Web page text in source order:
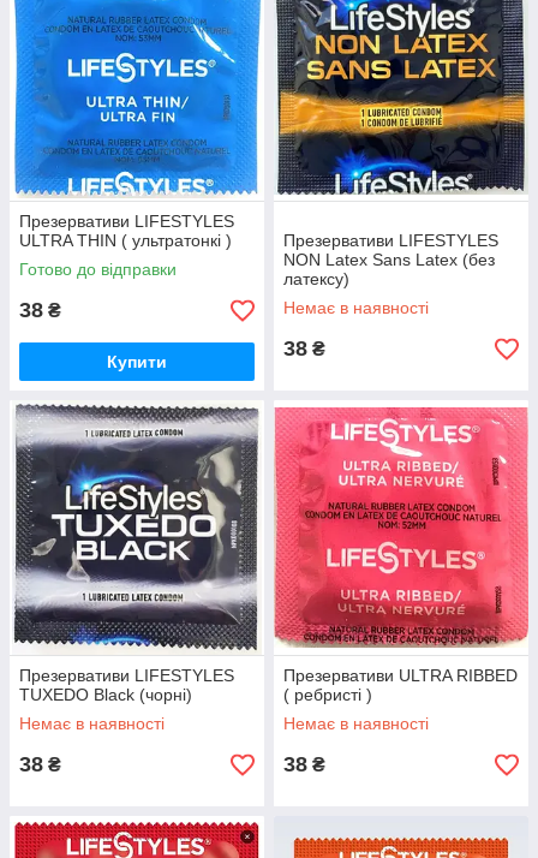
Презервативи LIFESTYLES
ULTRA THIN ( ультратонкі )
Готово до відправки
38 ₴
Купити
Презервативи LIFESTYLES
NON Latex Sans Latex (без
латексу)
Немає в наявності
38 ₴
Презервативи LIFESTYLES
TUXEDO Black (чорні)
Немає в наявності
38 ₴
Презервативи ULTRA RIBBED
( ребристі )
Немає в наявності
38 ₴